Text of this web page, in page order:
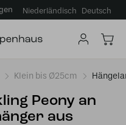
Niederländisch Deutsch
Klein bis Ø25cm
Peony an
aus